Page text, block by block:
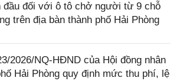
đầu đối với ô tô chở người từ 9 chỗ
trên địa bàn thành phố Hải Phòng
2026/NQ-HĐND của Hội đồng nhân
Hải Phòng quy định mức thu phí, lệ